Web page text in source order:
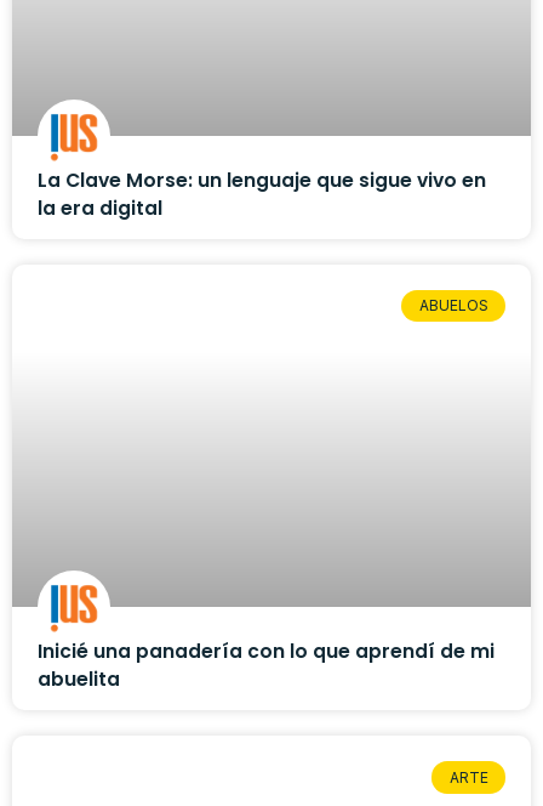
La Clave Morse: un lenguaje que sigue vivo en
la era digital
ABUELOS
Inicié una panadería con lo que aprendí de mi
abuelita
ARTE